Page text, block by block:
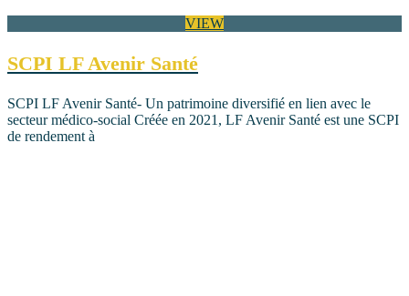
VIEW
SCPI LF Avenir Santé
SCPI LF Avenir Santé- Un patrimoine diversifié en lien avec le
secteur médico-social Créée en 2021, LF Avenir Santé est une SCPI
de rendement à